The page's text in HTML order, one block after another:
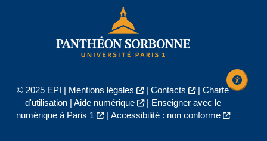
© 2025 EPI | Mentions légales | Contacts | Charte
d'utilisation| Aide numérique |
Enseigner avec le
numérique à Paris 1
| Accessibilité : non conforme